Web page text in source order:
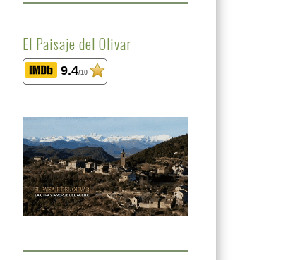
El Paisaje del Olivar
9.4/10